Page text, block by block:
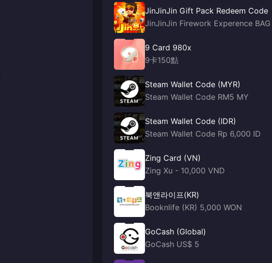
JinJinJin Gift Pack Redeem Code
JinJinJin Firework Experence BAG
9 Card 980x
9卡150點
Steam Wallet Code (MYR)
Steam Wallet Code RM5 MY
Steam Wallet Code (IDR)
Steam Wallet Code Rp 6,000 ID
Zing Card (VN)
Zing Xu - 10,000 VND
북앤라이프(KR)
Booknlife (KR) 5,000 WON
GoCash (Global)
GoCash US$ 5